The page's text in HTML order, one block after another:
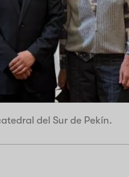
del Sur de Pekín.